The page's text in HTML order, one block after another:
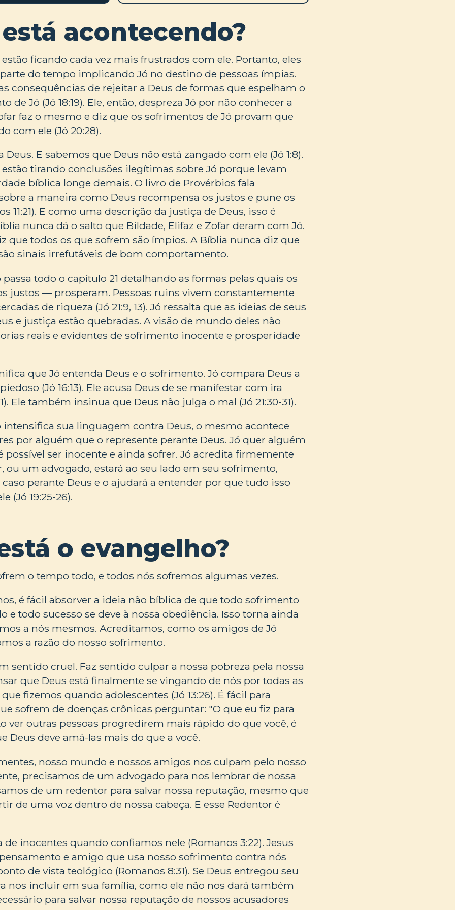
acontecendo?
ficando cada vez mais frustrados com ele. Portanto, eles
do tempo implicando Jó no destino de pessoas ímpias.
consequências de rejeitar a Deus de formas que espelham o
de Jó (Jó 18:19). Ele, então, despreza Jó por não conhecer a
faz o mesmo e diz que os sofrimentos de Jó provam que
com ele (Jó 20:28).
Deus. E sabemos que Deus não está zangado com ele (Jó 1:8).
tirando conclusões ilegítimas sobre Jó porque levam
bíblica longe demais. O livro de Provérbios fala
a maneira como Deus recompensa os justos e pune os
11:21). E como uma descrição da justiça de Deus, isso é
nunca dá o salto que Bildade, Elifaz e Zofar deram com Jó.
que todos os que sofrem são ímpios. A Bíblia nunca diz que
sinais irrefutáveis de bom comportamento.
passa todo o capítulo 21 detalhando as formas pelas quais os
justos — prosperam. Pessoas ruins vivem constantemente
de riqueza (Jó 21:9, 13). Jó ressalta que as ideias de seus
e justiça estão quebradas. A visão de mundo deles não
reais e evidentes de sofrimento inocente e prosperidade
que Jó entenda Deus e o sofrimento. Jó compara Deus a
(Jó 16:13). Ele acusa Deus de se manifestar com ira
Ele também insinua que Deus não julga o mal (Jó 21:30-31).
intensifica sua linguagem contra Deus, o mesmo acontece
por alguém que o represente perante Deus. Jó quer alguém
possível ser inocente e ainda sofrer. Jó acredita firmemente
ou um advogado, estará ao seu lado em seu sofrimento,
perante Deus e o ajudará a entender por que tudo isso
(Jó 19:25-26).
o evangelho?
o tempo todo, e todos nós sofremos algumas vezes.
é fácil absorver a ideia não bíblica de que todo sofrimento
e todo sucesso se deve à nossa obediência. Isso torna ainda
a nós mesmos. Acreditamos, como os amigos de Jó
a razão do nosso sofrimento.
sentido cruel. Faz sentido culpar a nossa pobreza pela nossa
que Deus está finalmente se vingando de nós por todas as
fizemos quando adolescentes (Jó 13:26). É fácil para
sofrem de doenças crônicas perguntar: "O que eu fiz para
ver outras pessoas progredirem mais rápido do que você, é
Deus deve amá-las mais do que a você.
nosso mundo e nossos amigos nos culpam pelo nosso
precisamos de um advogado para nos lembrar de nossa
de um redentor para salvar nossa reputação, mesmo que
de uma voz dentro de nossa cabeça. E esse Redentor é
de inocentes quando confiamos nele (Romanos 3:22). Jesus
e amigo que usa nosso sofrimento contra nós
de vista teológico (Romanos 8:31). Se Deus entregou seu
nos incluir em sua família, como ele não nos dará também
para salvar nossa reputação de nossos acusadores